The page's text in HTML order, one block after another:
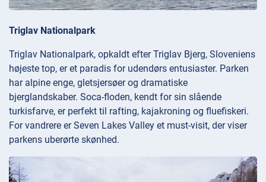
Triglav Nationalpark
Triglav Nationalpark, opkaldt efter Triglav Bjerg, Sloveniens
højeste top, er et paradis for udendørs entusiaster. Parken
har alpine enge, gletsjersøer og dramatiske
bjerglandskaber. Soca-floden, kendt for sin slående
turkisfarve, er perfekt til rafting, kajakroning og fluefiskeri.
For vandrere er Seven Lakes Valley et must-visit, der viser
parkens uberørte skønhed.